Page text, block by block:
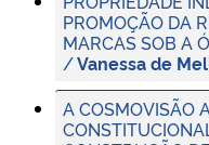
PROMOÇÃO DA
MARCAS SOB A
/Vanessa de
A COSMOVISÃO